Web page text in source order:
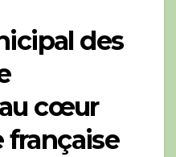
des
cœur
française